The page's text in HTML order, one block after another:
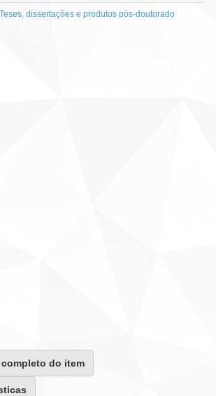
Teses, dissertações e produtos pós-doutorado
do item